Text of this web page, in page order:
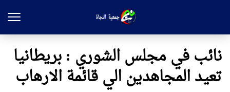
نائب في مجلس الشوري : بريطانيا
تعيد المجاهدين الي قائمة الارهاب